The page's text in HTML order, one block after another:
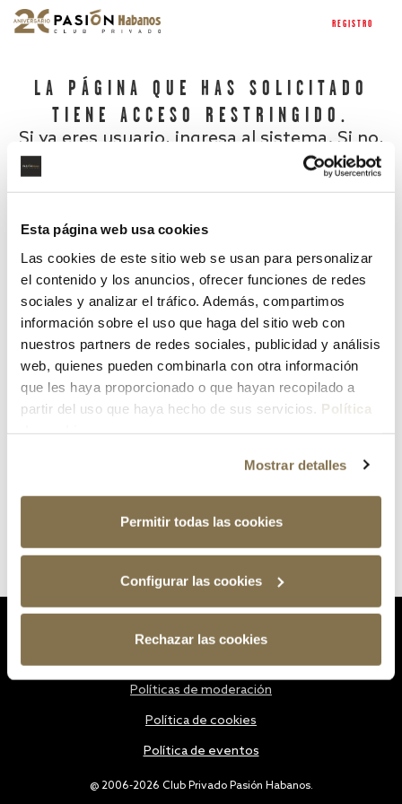
Esta página web usa cookies
Las cookies de este sitio web se usan para personalizar
el contenido y los anuncios, ofrecer funciones de redes
sociales y analizar el tráfico. Además, compartimos
información sobre el uso que haga del sitio web con
nuestros partners de redes sociales, publicidad y análisis
web, quienes pueden combinarla con otra información
que les haya proporcionado o que hayan recopilado a
partir del uso que haya hecho de sus servicios. Política
Mostrar detalles
Permitir todas las cookies
Configurar las cookies
Rechazar las cookies
REGISTRO
LA PÁGINA QUE HAS SOLICITADO
TIENE ACCESO RESTRINGIDO.
Si ya eres usuario, ingresa al sistema. Si no,
¿Has olvidado tu contraseña?
@ 2006-2026 Club Privado Pasión Habanos.
Políticas de moderación
Política de cookies
Política de eventos